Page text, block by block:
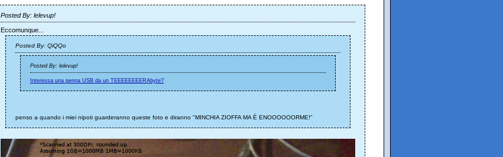
Posted By: lelevup!
Eccomunque...
Posted By: QiQQo
Posted By: lelevup!
Interessa una penna USB da un TEEEEEEEERAbyte?
penso a quando i miei nipoti guarderanno queste foto e diranno "MINCHIA ZIOFFA MA È ENOOOOOORME!"